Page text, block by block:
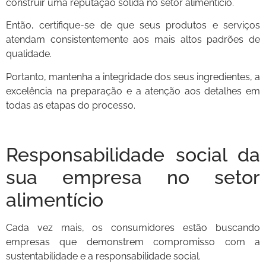
construir uma reputação sólida no setor alimentício.
Então, certifique-se de que seus produtos e serviços
atendam consistentemente aos mais altos padrões de
qualidade.
Portanto, mantenha a integridade dos seus ingredientes, a
excelência na preparação e a atenção aos detalhes em
todas as etapas do processo.
Responsabilidade social da
sua empresa no setor
alimentício
Cada vez mais, os consumidores estão buscando
empresas que demonstrem compromisso com a
sustentabilidade e a responsabilidade social.